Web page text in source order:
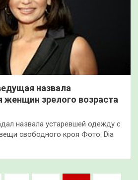
назвала
женщин зрелого возраста
назвала устаревшей одежду с
свободного кроя Фото: Dia